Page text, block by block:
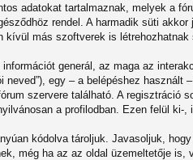
adatokat tartalmaznak, melyek a
rendel. A harmadik süti
kívül más szoftverek is
generál, az maga az
neved”), egy – a belépéshez
szervere található. A regisztráció
a profilodban. Ezen felül
kódolva tároljuk. Javasoljuk,
még ha az az oldal üzemeltetője